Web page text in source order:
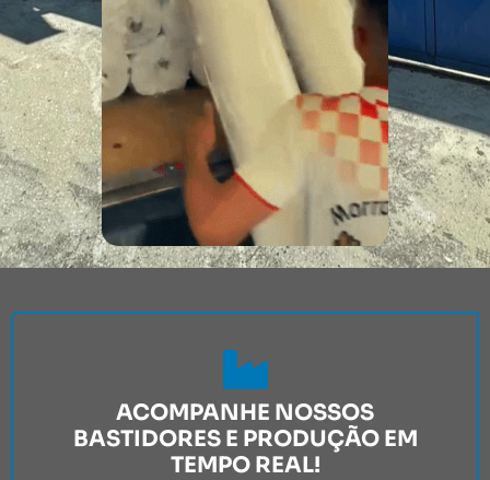
ACOMPANHE NOSSOS
BASTIDORES E PRODUÇÃO EM
TEMPO REAL!